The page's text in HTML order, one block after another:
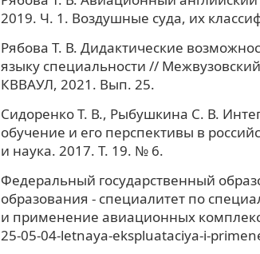
2019. Ч. 1. Воздушные суда, их
Рябова Т. В. Дидактические
языку специальности //
КВВАУЛ, 2021. Вып. 25.
Сидоренко Т. В., Рыбушкина С. В.
обучение и его перспективы в
и наука. 2017. Т. 19. № 6.
Федеральный государственный
образования - специалитет по
и применение авиационных
25-05-04-letnaya-ekspluataciya-i-